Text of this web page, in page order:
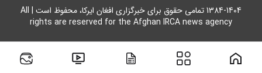
1384-1404 تمامی حقوق برای خبرگزاری افغان ایرکا، محفوظ است | All
rights are reserved for the Afghan IRCA news agency